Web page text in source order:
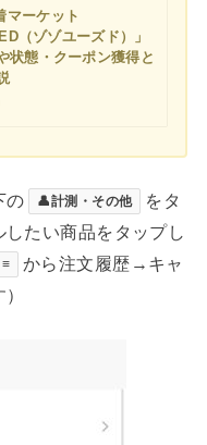
マーケット
（ゾゾユーズド）」
状態・クーポン獲得と
の 👤計測・その他
をタ
たい商品をタップし
≡
から注文履歴→キャ